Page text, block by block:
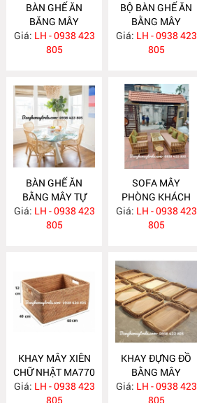
BÀN GHẾ ĂN
BĂNG MÂY
MA783
Giá: LH - 0938 423
805
BỘ BÀN GHẾ ĂN
BẰNG MÂY
MA782
Giá: LH - 0938 423
805
BÀN GHẾ ĂN
BẰNG MÂY TỰ
NHIÊN MA780
Giá: LH - 0938 423
805
SOFA MÂY
PHÒNG KHÁCH
KIỂU DÁNG ĐƠN
GIẢN MA778
Giá: LH - 0938 423
805
KHAY MÂY XIÊN
CHỮ NHẬT MA770
Giá: LH - 0938 423
805
KHAY ĐỰNG ĐỒ
BẰNG MÂY
MA769
Giá: LH - 0938 423
805